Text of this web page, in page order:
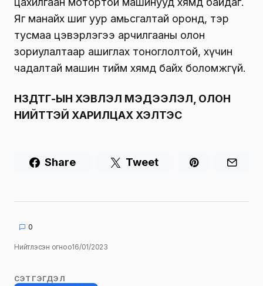
Яг манайх шиг уур амьсгалтай оронд, тэр
тусмаа цэвэрлэгээ арчилгааны олон
зориулалтаар ашиглах тоноглолтой, хүчин
чадалтай машин тийм хямд байх боломжгүй.
НЗДТГ-ЫН ХЭВЛЭЛ МЭДЭЭЛЭЛ, ОЛОН
НИЙТТЭЙ ХАРИЛЦАХ ХЭЛТЭС
Share Tweet
0
Нийтлэсэн огноо16/01/2023
СЭТГЭГДЭЛ